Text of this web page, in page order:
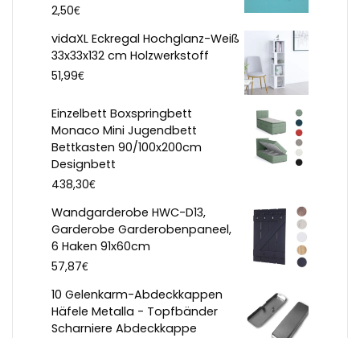
2,50€
vidaXL Eckregal Hochglanz-Weiß
33x33x132 cm Holzwerkstoff
51,99€
Einzelbett Boxspringbett
Monaco Mini Jugendbett
Bettkasten 90/100x200cm
Designbett
438,30€
Wandgarderobe HWC-D13,
Garderobe Garderobenpaneel,
6 Haken 91x60cm
57,87€
10 Gelenkarm-Abdeckkappen
Häfele Metalla - Topfbänder
Scharniere Abdeckkappe